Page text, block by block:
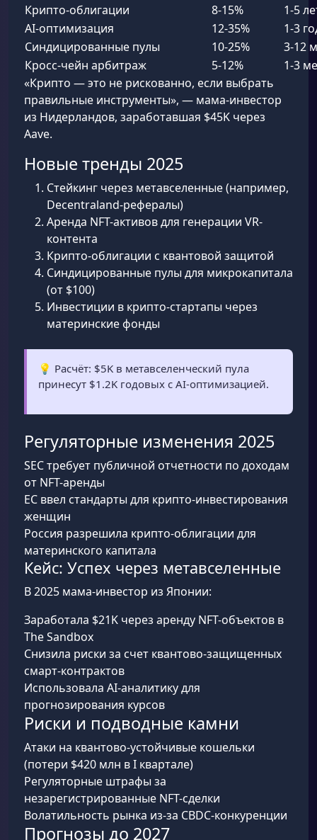
Крипто-облигации
8-15%
1-5
AI-оптимизация
12-35%
1-3
Синдицированные пулы
10-25%
3-12
Кросс-чейн арбитраж
5-12%
1-3
«Крипто — это не рискованно, если выбрать
правильные инструменты», — мама-инвестор
из Нидерландов, заработавшая $45K через
Aave.
Новые тренды 2025
Стейкинг через метавселенные (например,
Decentraland-рефералы)
Аренда NFT-активов для генерации VR-
контента
Крипто-облигации с квантовой защитой
Синдицированные пулы для микрокапитала
(от $100)
Инвестиции в крипто-стартапы через
материнские фонды
💡 Расчёт: $5K в метавселенческий пула
принесут $1.2K годовых с AI-оптимизацией.
Регуляторные изменения 2025
SEC требует публичной отчетности по доходам
от NFT-аренды
ЕС ввел стандарты для крипто-инвестирования
женщин
Россия разрешила крипто-облигации для
материнского капитала
Кейс: Успех через метавселенные
В 2025 мама-инвестор из Японии:
Заработала $21K через аренду NFT-объектов в
The Sandbox
Снизила риски за счет квантово-защищенных
смарт-контрактов
Использовала AI-аналитику для
прогнозирования курсов
Риски и подводные камни
Атаки на квантово-устойчивые кошельки
(потери $420 млн в I квартале)
Регуляторные штрафы за
незарегистрированные NFT-сделки
Волатильность рынка из-за CBDC-конкуренции
Прогнозы до 2027